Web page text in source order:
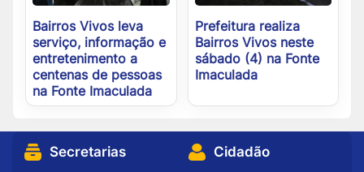
Bairros Vivos leva
serviço, informação e
entretenimento a
centenas de pessoas
na Fonte Imaculada
Prefeitura realiza
Bairros Vivos neste
sábado (4) na Fonte
Imaculada
Secretarias
Cidadão